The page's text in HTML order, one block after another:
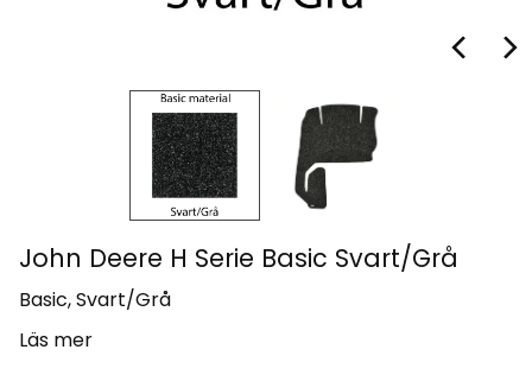
John Deere H Serie Basic Svart/Grå
Basic, Svart/Grå
Läs mer